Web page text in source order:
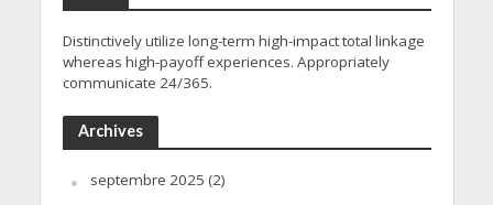
Distinctively utilize long-term high-impact total linkage
whereas high-payoff experiences. Appropriately
communicate 24/365.
Archives
septembre 2025 (2)